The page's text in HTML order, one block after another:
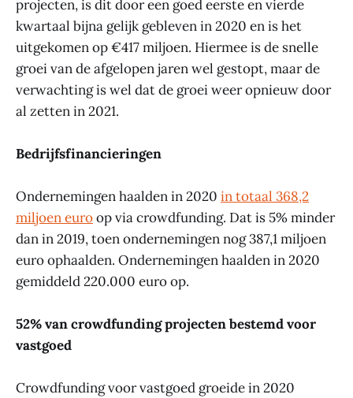
projecten, is dit door een goed eerste en vierde
kwartaal bijna gelijk gebleven in 2020 en is het
uitgekomen op €417 miljoen. Hiermee is de snelle
groei van de afgelopen jaren wel gestopt, maar de
verwachting is wel dat de groei weer opnieuw door
al zetten in 2021.
Bedrijfsfinancieringen
Ondernemingen haalden in 2020 in totaal 368,2
miljoen euroop via crowdfunding. Dat is 5% minder
dan in 2019, toen ondernemingen nog 387,1 miljoen
euro ophaalden. Ondernemingen haalden in 2020
gemiddeld 220.000 euro op.
52% van crowdfunding projecten bestemd voor
vastgoed
Crowdfunding voor vastgoed groeide in 2020